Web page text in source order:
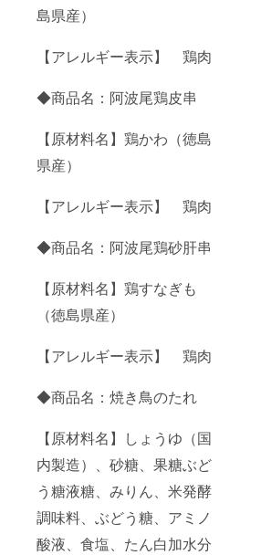
島県産）
【アレルギー表示】 鶏肉
◆商品名：阿波尾鶏皮串
【原材料名】鶏かわ（徳島
県産）
【アレルギー表示】 鶏肉
◆商品名：阿波尾鶏砂肝串
【原材料名】鶏すなぎも
（徳島県産）
【アレルギー表示】 鶏肉
◆商品名：焼き鳥のたれ
【原材料名】しょうゆ（国
内製造）、砂糖、果糖ぶど
う糖液糖、みりん、米発酵
調味料、ぶどう糖、アミノ
酸液、食塩、たん白加水分